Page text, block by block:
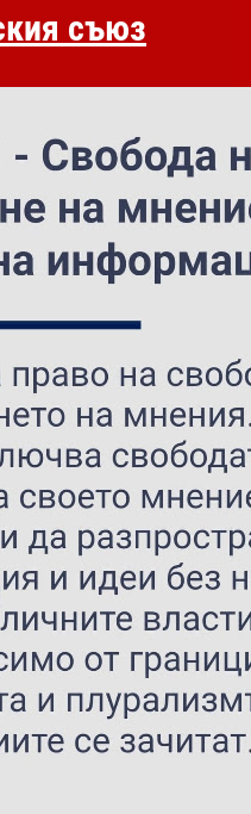
съюз